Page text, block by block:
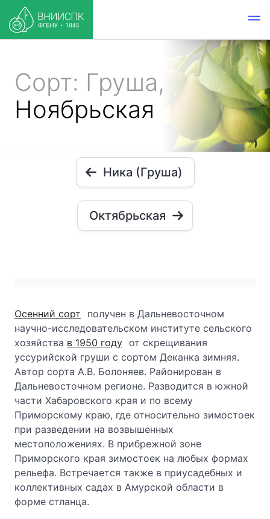
Сорт: Груша,
Ноябрьская
Ника (Груша)
Октябрьская
Осенний сорт
получен в Дальневосточном
научно-исследовательском институте сельского
хозяйства в 1950 году от скрещивания
уссурийской груши с сортом Деканка зимняя.
Автор сорта А.В. Болоняев. Районирован в
Дальневосточном регионе. Разводится в южной
части Хабаровского края и по всему
Приморскому краю, где относительно зимостоек
при разведении на возвышенных
местоположениях. В прибрежной зоне
Приморского края зимостоек на любых формах
рельефа. Встречается также в приусадебных и
коллективных садах в Амурской области в
форме стланца.